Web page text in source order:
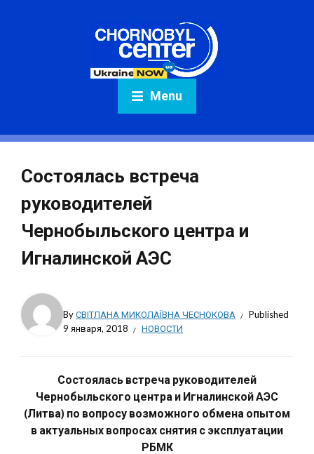
Menu
Состоялась встреча
руководителей
Чернобыльского центра и
Игналинской АЭС
ByСВІТЛАНА МИКОЛАЇВНА ЧЕСНОКОВА
Published
9 января, 2018
НОВОСТИ
Состоялась встреча руководителей
Чернобыльского центра и Игналинской АЭС
(Литва) по вопросу возможного обмена опытом
в актуальных вопросах снятия с эксплуатации
РБМК